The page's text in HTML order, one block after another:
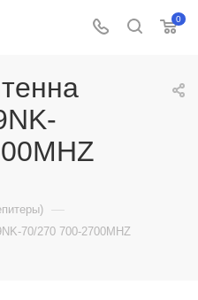
0
—
70/270 700-2700MHZ